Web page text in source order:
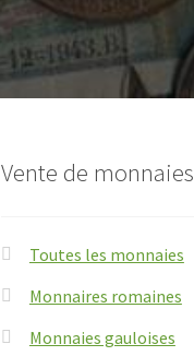
Vente de monnaies
Toutes les monnaies
Monnaires romaines
Monnaies gauloises